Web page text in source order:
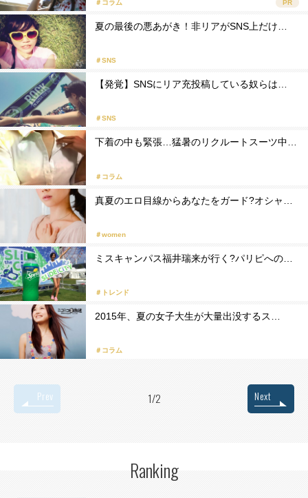
＃コラム PR
夏の最後の悪あがき！非リアがSNS上だけ…
＃SNS
【発覚】SNSにリア充投稿している奴らは…
＃SNS
下着の中も緊張…猛暑のリクルートスーツ中…
＃コラム
真夏のエロ目線からあなたをガード?オシャ…
＃women
ミスキャンパス福井瑞来が行く?パリピへの…
＃トレンド
2015年、夏の女子大生が大量出没するス…
＃コラム
Prev 1/2 Next
Ranking